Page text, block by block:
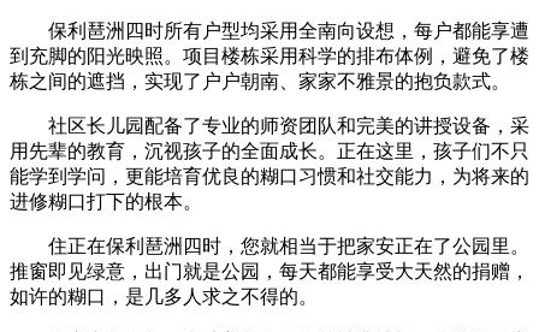
保利琶洲四时所有户型均采用全南向设想，每户都能享遭
到充脚的阳光映照。项目楼栋采用科学的排布体例，避免了楼
栋之间的遮挡，实现了户户朝南、家家不雅景的抱负款式。
社区长儿园配备了专业的师资团队和完美的讲授设备，采
用先辈的教育，沉视孩子的全面成长。正在这里，孩子们不只
能学到学问，更能培育优良的糊口习惯和社交能力，为将来的
进修糊口打下的根本。
住正在保利琶洲四时，您就相当于把家安正在了公园里。
推窗即见绿意，出门就是公园，每天都能享受大天然的捐赠，
如许的糊口，是几多人求之不得的。